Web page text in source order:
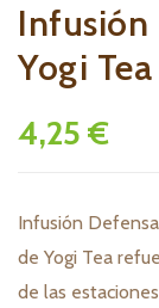
Infusión
Yogi Tea
4,25 €
Infusión
de Yogi Tea
de las